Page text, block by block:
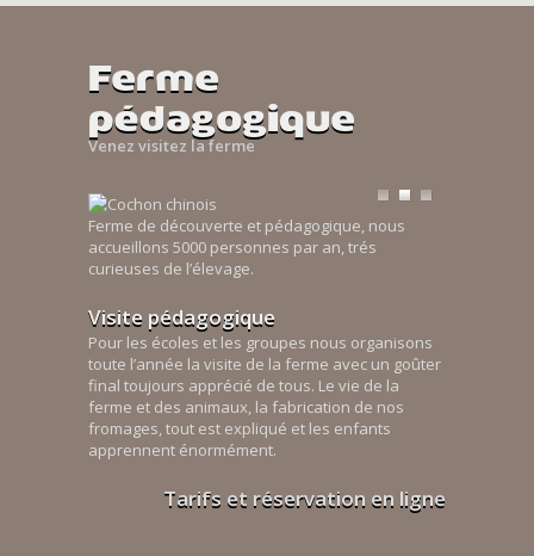
Ferme
pédagogique
Venez visitez la ferme
Ferme de découverte et pédagogique, nous
accueillons 5000 personnes par an, trés
curieuses de l’élevage.
Visite pédagogique
Pour les écoles et les groupes nous organisons
toute l’année la visite de la ferme avec un goûter
final toujours apprécié de tous. Le vie de la
ferme et des animaux, la fabrication de nos
fromages, tout est expliqué et les enfants
apprennent énormément.
Tarifs et réservation en ligne